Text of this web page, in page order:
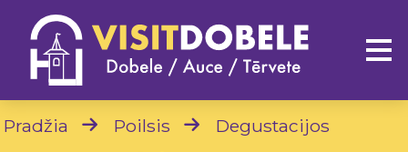
Pradžia Poilsis Degustacijos